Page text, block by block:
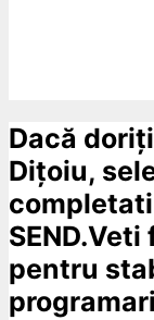
Dacă
Dițoiu,
pentru